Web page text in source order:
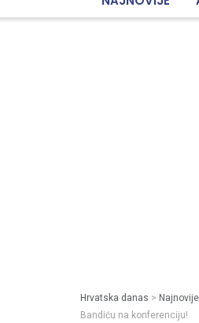
Hrvatska danas > Najnovije
Bandiću na konferenciju!